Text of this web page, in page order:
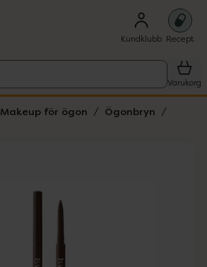
Kundklubb Recept
Varukorg
Makeup för ögon
Ögonbryn
4 objekt.